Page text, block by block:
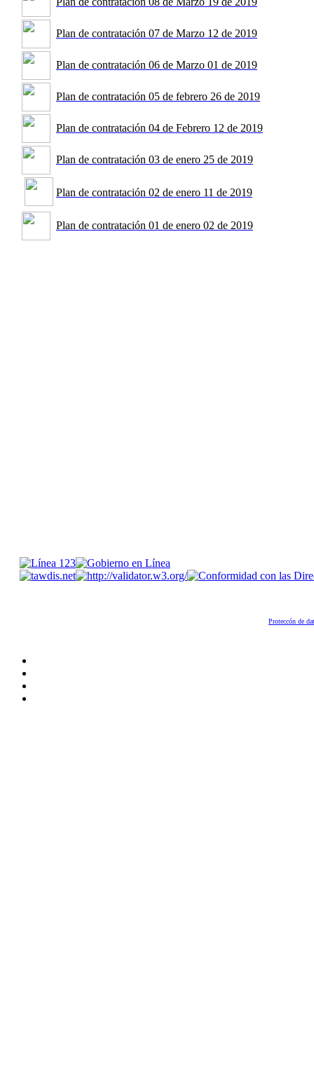
Plan de contratación 07 de Marzo 12 de 2019
Plan de contratación 06 de Marzo 01 de 2019
Plan de contratación 05 de febrero 26 de 2019
Plan de contratación 04 de Febrero 12 de 2019
Plan de contratación 03 de enero 25 de 2019
Plan de contratación 02 de enero 11 de 2019
Plan de contratación 01 de enero 02 de 2019
Proteccón de